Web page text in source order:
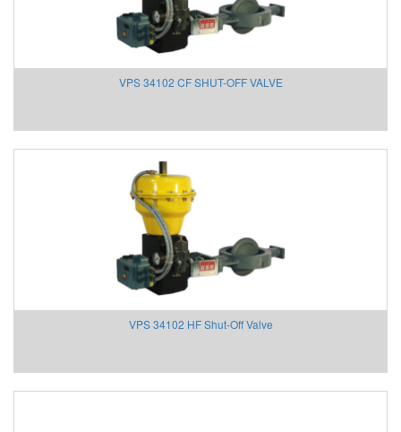
VPS 34102 CF SHUT-OFF VALVE
VPS 34102 HF Shut-Off Valve